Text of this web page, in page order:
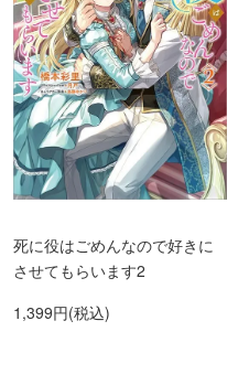
死に役はごめんなので好きに
させてもらいます2
1,399円(税込)